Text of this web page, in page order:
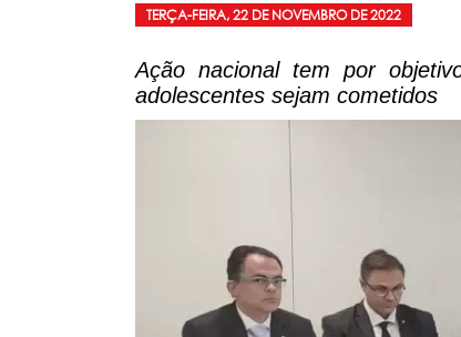
TERÇA-FEIRA, 22 DE NOVEMBRO DE 2022
Ação nacional tem por
adolescentes sejam cometidos